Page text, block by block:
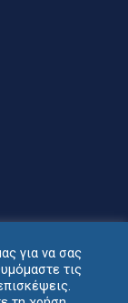
για να σας
τις